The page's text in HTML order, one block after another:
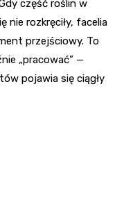
część roślin w
nie rozkręciły, facelia
przejściowy. To
„pracować” —
pojawia się ciągły